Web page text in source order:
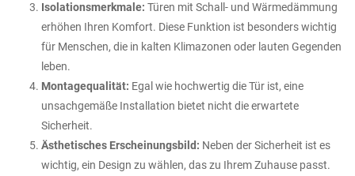
Isolationsmerkmale: Türen mit Schall- und Wärmedämmung
erhöhen Ihren Komfort. Diese Funktion ist besonders wichtig
für Menschen, die in kalten Klimazonen oder lauten Gegenden
leben.
Montagequalität: Egal wie hochwertig die Tür ist, eine
unsachgemäße Installation bietet nicht die erwartete
Sicherheit.
Ästhetisches Erscheinungsbild: Neben der Sicherheit ist es
wichtig, ein Design zu wählen, das zu Ihrem Zuhause passt.